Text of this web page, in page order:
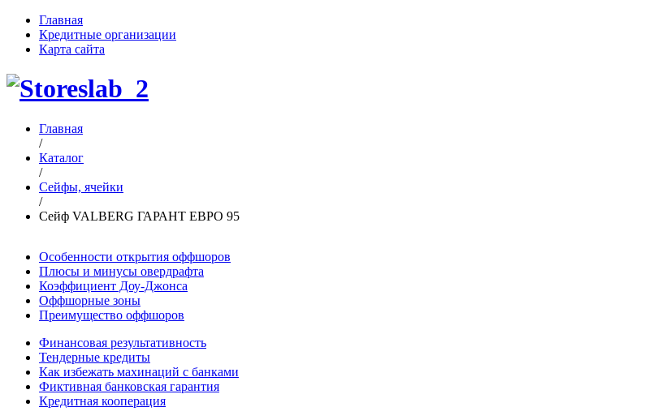
Главная
Кредитные организации
Карта сайта
Главная
/
Каталог
/
Сейфы, ячейки
/
Сейф VALBERG ГАРАНТ ЕВРО 95
Особенности открытия оффшоров
Плюсы и минусы овердрафта
Коэффициент Доу-Джонса
Оффшорные зоны
Преимущество оффшоров
Финансовая результативность
Тендерные кредиты
Как избежать махинаций с банками
Фиктивная банковская гарантия
Кредитная кооперация